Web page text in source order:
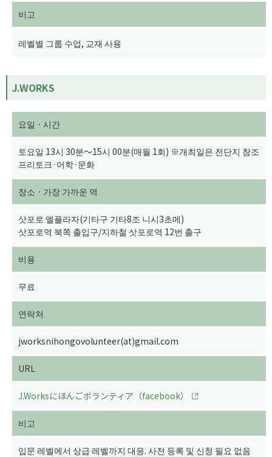
비고
레벨별 그룹 수업, 교재 사용
J.WORKS
요일ㆍ시간
토요일 13시 30분～15시 00분(매월 1회) ※개최일은 전단지 참조
프리토크·어학·문화
장소ㆍ가장 가까운 역
삿포로 엘플라자(기타구 기타8조 니시3초메)
삿포로역 북쪽 출입구/지하철 삿포로역 12번 출구
비용
무료
연락처
jworksnihongovolunteer(at)gmail.com
URL
J.Worksにほんごボランティア（facebook）
비고
입문 레벨에서 상급 레벨까지 대응. 사전 등록 및 신청 필요 없음